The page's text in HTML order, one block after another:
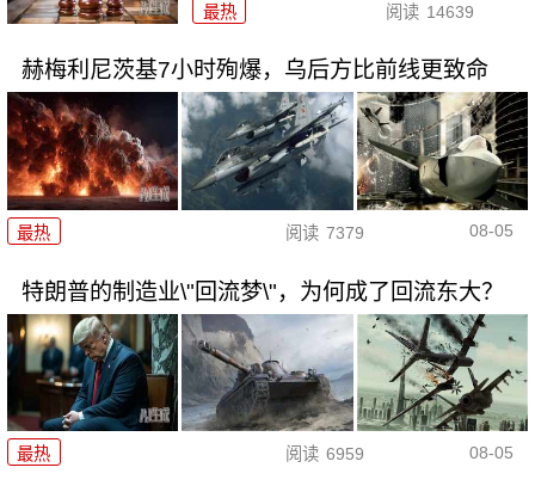
最热 阅读 14639
赫梅利尼茨基7小时殉爆，乌后方比前线更致命
最热 阅读 7379 08-05
特朗普的制造业\"回流梦\"，为何成了回流东大？
最热 阅读 6959 08-05